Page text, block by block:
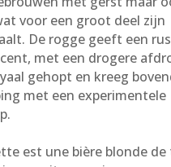
voor een groot deel zijn
De rogge geeft een
met een drogere
gehopt en kreeg
met een experimentele
est une bière blonde de